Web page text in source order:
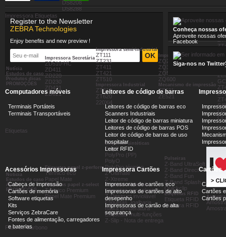
DS8208
DS8288
Impressora Etiquetas
Notícia
Estudos de caso
Produtos dicas
PROMOÇÕES
Impressora Secretária
ZD510-HC
ZD411
ZD220
ZD230
ZD421
ZD621
Impressora semi-industrial
ZT111
ZT231
ZT411
ZT421
ZT510
Impressora Industrial
ZT610
ZT620
220Xi4
Impressora portátil
ZQ200
ZQ300
ZQ500
ZQ600
Mecanismo de impressão
ZE511
ZE521
...
Etiquetas
Notícia
Estudos de caso
Ajuda
PROMOÇÕES
Etiquetas papel z-perform
Térmico eco
Papel Mate
Etiquetas papel z-select
Térmico Premium
Papel Mate Premium
Etiquetas sintéticas
PolyE
PolyPro (PP)
PolyO
PolyPro térmico
Z-Ultimate
Z-Xtreme
Etiquetas especiais
Etiquetas para plantas
Z-Destruct inviolável
Etiquetas Joalharia
Baixa temperatura
Etiquetas multi-funções
Z-Slip - Nota de entrega
Pulseiras
Z-Band UltraSoft
Z-Band Direct
Z-Band Fun
Z-Band Splash
Quickclip
Etiquetas RFID
Etiqueta RFID
Pulseira RFID
Fitas de Carbono
Register to the Newsletter
ZEBRA Technologies
Enjoy benefits and new preview !
Conheça nossas
Aproveite nossas
Facebook
Siga-nos no Twitter
Computadores móveis
Terminais Portáteis
Terminais Transportáveis
Leitores de código de barras
Leitores de código de barras eco
Scanners Industriais
Leitor de código de barras miniatura
Leitores de código de barras POS
Leitor de código de barras de uso
hospitalar
Leitor RFID
Acessórios Impressoras
Cabeça de impressão
Cartões de memória
Software etiquetas
Kits
Serviços ZebraCare
Fontes de alimentação, carregadores
e baterias
Impressora Cartões
Impressoras de cartões eco
Impressoras de cartões de alto
desepenho
Impressoras de cartão de alta
segurança
Cartões
Cartões
Cartões
Cartões